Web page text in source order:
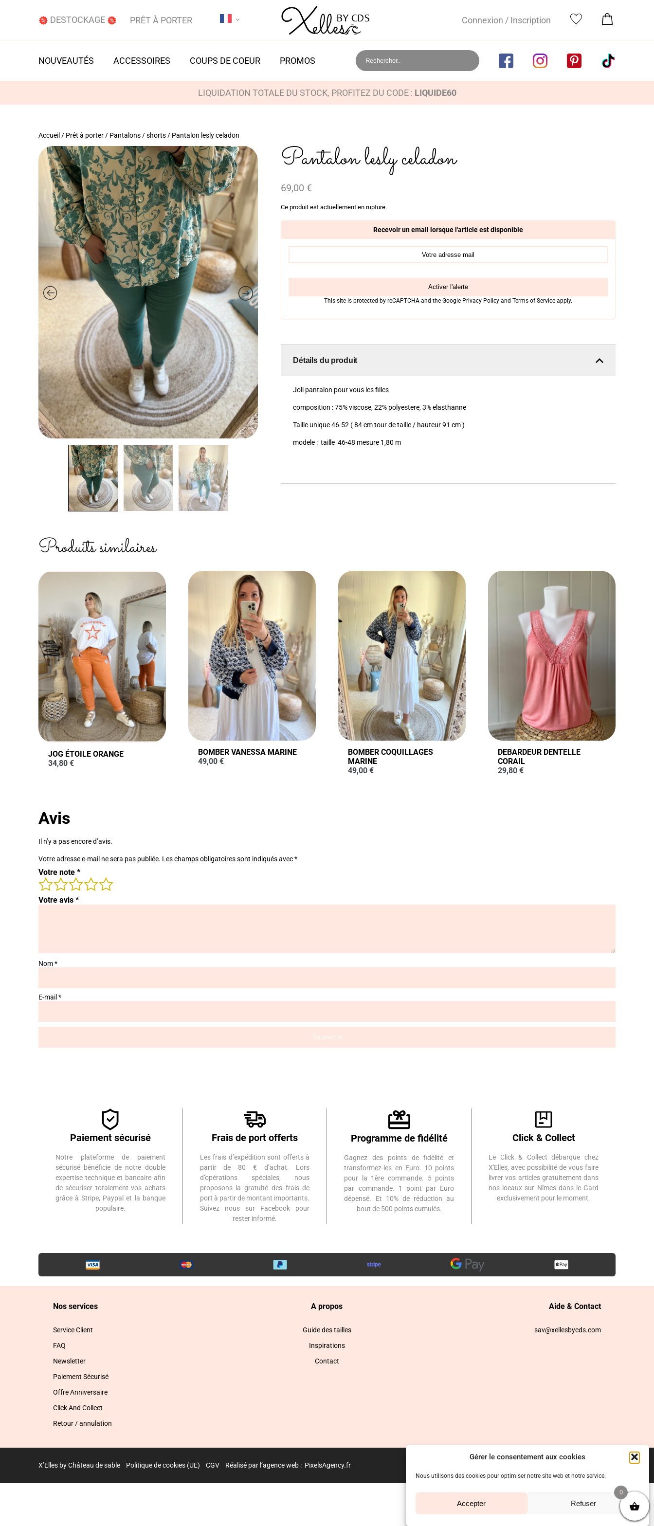
Gérer le consentement aux cookies
Nous utilisons des cookies pour optimiser notre site web et notre service.
Accepter Refuser
DESTOCKAGE PRÊT À PORTER Connexion / Inscription
NOUVEAUTÉS ACCESSOIRES COUPS DE COEUR PROMOS
LIQUIDATION TOTALE DU STOCK, PROFITEZ DU CODE : LIQUIDE60
Accueil / Prêt à porter / Pantalons / shorts / Pantalon lesly celadon
Pantalon lesly celadon
69,00 €
Ce produit est actuellement en rupture.
Recevoir un email lorsque l'article est disponible
Activer l'alerte
This site is protected by reCAPTCHA and the Google Privacy PolicyandTerms of Serviceapply.
Détails du produit
Joli pantalon pour vous les filles
composition : 75% viscose, 22% polyestere, 3% elasthanne
Taille unique 46-52 ( 84 cm tour de taille / hauteur 91 cm )
modele : taille 46-48 mesure 1,80 m
Produits similaires
JOG ÉTOILE ORANGE
34,80 €
BOMBER VANESSA MARINE
49,00€
BOMBER COQUILLAGES
MARINE
49,00€
DEBARDEUR DENTELLE
CORAIL
29,80€
Avis
Il n’y a pas encore d’avis.
Votre adresse e-mail ne sera pas publiée. Les champs obligatoires sont indiqués avec*
Votre note *
Votre avis *
Nom*
E-mail*
Paiement sécurisé
Notre plateforme de paiement
sécurisé bénéficie de notre double
expertise technique et bancaire afin
de sécuriser totalement vos achats
grâce à Stripe, Paypal et la banque
populaire.
Frais de port offerts
Les frais d’expédition sont offerts à
partir de 80 € d’achat. Lors
d’opérations spéciales, nous
proposons la gratuité des frais de
port à partir de montant importants.
Suivez nous sur Facebook pour
rester informé.
Programme de fidélité
Gagnez des points de fidélité et
transformez-les en Euro. 10 points
pour la 1ère commande. 5 points
par commande. 1 point par Euro
dépensé. Et 10% de réduction au
bout de 500 points cumulés.
Click & Collect
Le Click & Collect débarque chez
X'Elles, avec possibilité de vous faire
livrer vos articles gratuitement dans
nos locaux sur Nîmes dans le Gard
exclusivement pour le moment.
Nos services
Service Client
FAQ
Newsletter
Paiement Sécurisé
Offre Anniversaire
Click And Collect
Retour / annulation
A propos
Guide des tailles
Inspirations
Contact
Aide & Contact
sav@xellesbycds.com
X’Elles by Château de sable Politique de cookies (UE) CGV Réalisé par l’agence web : PixelsAgency.fr
0